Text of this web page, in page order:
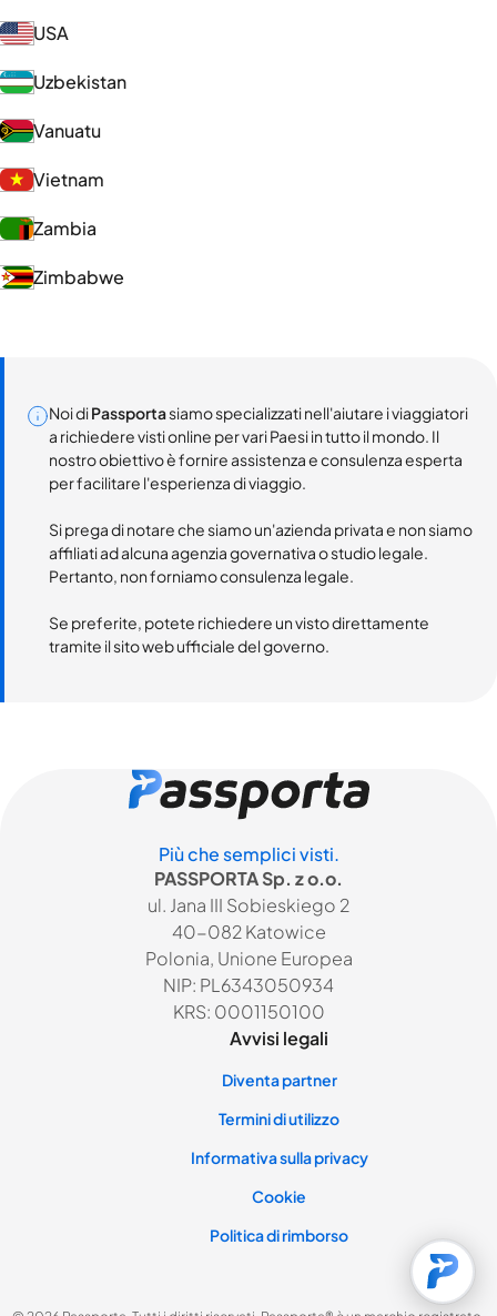
USA
Uzbekistan
Vanuatu
Vietnam
Zambia
Zimbabwe
Noi diPassportasiamo specializzati nell'aiutare i viaggiatori
a richiedere visti online per vari Paesi in tutto il mondo. Il
nostro obiettivo è fornire assistenza e consulenza esperta
per facilitare l'esperienza di viaggio.
Si prega di notare che siamo un'azienda privata e non siamo
affiliati ad alcuna agenzia governativa o studio legale.
Pertanto, non forniamo consulenza legale.
Se preferite, potete richiedere un visto direttamente
tramite il sito web ufficiale del governo.
Più che semplici visti.
PASSPORTA Sp. z o.o.
ul. Jana III Sobieskiego 2
40-082 Katowice
Polonia, Unione Europea
NIP: PL6343050934
KRS: 0001150100
Avvisi legali
Diventa partner
Termini di utilizzo
Informativa sulla privacy
Cookie
Politica di rimborso